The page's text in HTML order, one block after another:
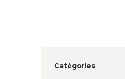
Catégories